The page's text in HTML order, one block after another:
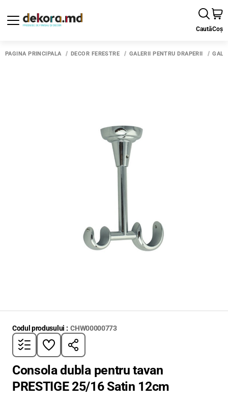
CautăCoș
PAGINA PRINCIPALĂ DECOR FERESTRE GALERII PENTRU DRAPERII
Codul produsului : CHW00000773
Consola dubla pentru tavan
PRESTIGE 25/16 Satin 12cm